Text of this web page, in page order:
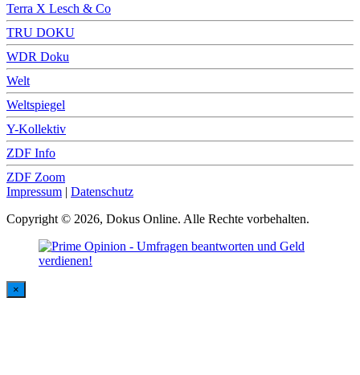
Terra X Lesch & Co
TRU DOKU
WDR Doku
Welt
Weltspiegel
Y-Kollektiv
ZDF Info
ZDF Zoom
Impressum | Datenschutz
Copyright © 2026, Dokus Online. Alle Rechte vorbehalten.
×